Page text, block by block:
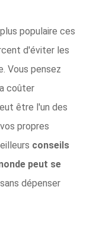
populaire ces
d'éviter les
Vous pensez
coûter
être l'un des
propres
conseils
peut se
dépenser